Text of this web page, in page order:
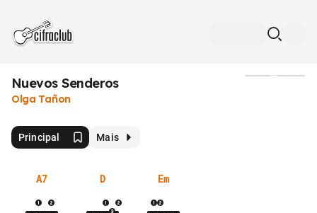
Nuevos Senderos
Olga Tañon
Principal Mais
A7 D Em